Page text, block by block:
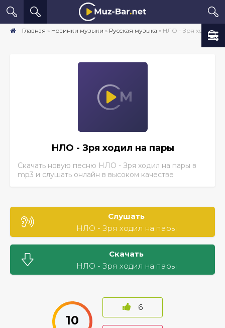
Главная » Новинки музыки » Русская музыка » НЛО - Зря ходил на пары скачать песню бесплатно mp3 в хорошем качестве
НЛО - Зря ходил на пары
Скачать новую песню НЛО - Зря ходил на пары в
mp3 и слушать онлайн в высоком качестве
Слушать
НЛО - Зря ходил на пары
Скачать
НЛО - Зря ходил на пары
10
6